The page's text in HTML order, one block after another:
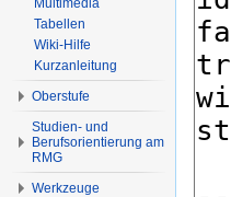
Multimedia
Tabellen
Wiki-Hilfe
Kurzanleitung
Oberstufe
Studien- und
Berufsorientierung am
RMG
Werkzeuge